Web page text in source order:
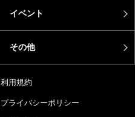
イベント
その他
利用規約
プライバシーポリシー